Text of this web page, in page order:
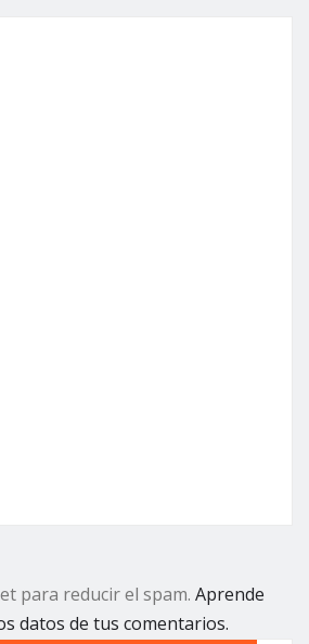
para reducir el spam. Aprende
datos de tus comentarios.